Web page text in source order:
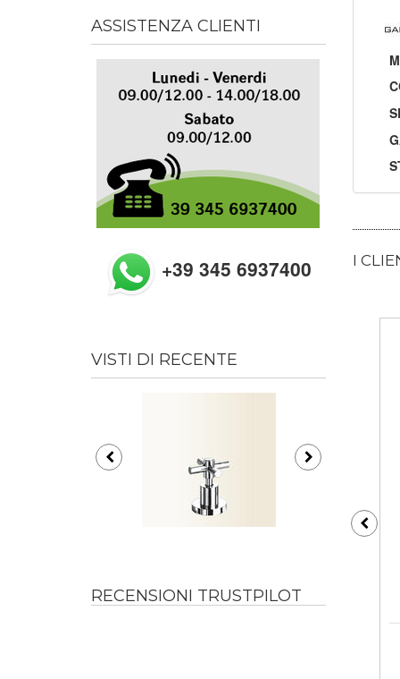
ASSISTENZA CLIENTI
+39 345 6937400
VISTI DI RECENTE
RECENSIONI TRUSTPILOT
I